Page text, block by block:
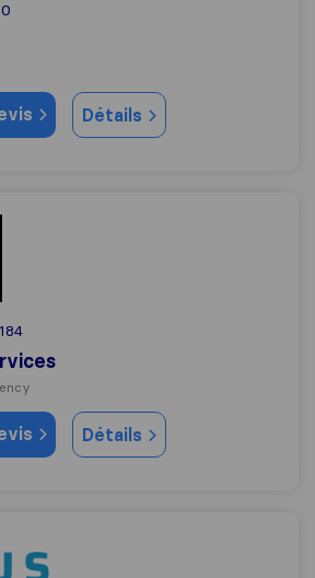
0
Détails
184
Détails